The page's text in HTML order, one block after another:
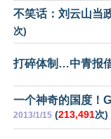
不笑话：刘云山当
次)
打碎体制…中青报
一个神奇的国度！
2013/1/15 (213,491次)